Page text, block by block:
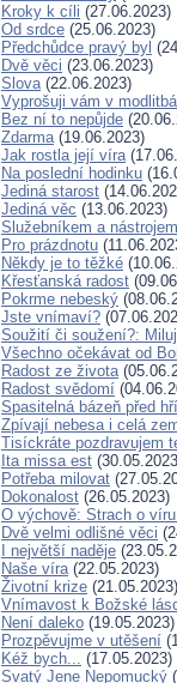
Kroky k cíli (27.06.2023)
Od srdce (25.06.2023)
Předchůdce pravý byl
Dvě věci (23.06.2023)
Slova(22.06.2023)
Vyprošuji vám v
Bez ní to nepůjde
Zdarma(19.06.2023)
Jak rostla její víra
Na poslední hodinku
Jediná starost
Jediná věc (13.06.2023)
Služebníkem a nástrojem
Pro prázdnotu
Někdy je to těžké
Křesťanská radost
Pokrme nebeský
Jste vnímaví?
Soužití či soužení?:
Všechno očekávat od
Radost ze života
Radost svědomí
Spasitelná bázeň před
Zpívají nebesa i celá
Tisíckráte pozdravujem
Ita missa est
Potřeba milovat
Dokonalost (26.05.2023)
O výchově: Strach o
Dvě velmi odlišné věci
I největší naděje
Naše víra(22.05.2023)
Životní krize (21.05.2023)
Vnímavost k Božské
Není daleko (19.05.2023)
Prozpěvujme v utěšení
Kéž bych... (17.05.2023)
Svatý Jene Nepomucký